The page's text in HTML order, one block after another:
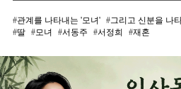
관계를 나타내는 '모녀'
그리고 신분을 나
딸
모녀 서동주 서정희 재혼